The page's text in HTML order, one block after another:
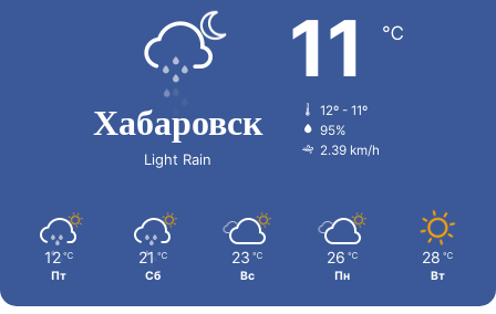
Хабаровск
Light Rain
11 ℃
12º - 11º
95%
2.39 km/h
12 ℃
Пт
21 ℃
Сб
23 ℃
Вс
26 ℃
Пн
28 ℃
Вт